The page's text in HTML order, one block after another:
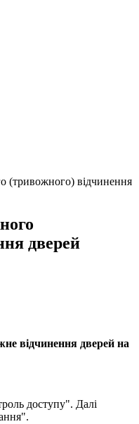
(тривожного) відчинення
дверей
відчинення дверей на
доступу". Далі